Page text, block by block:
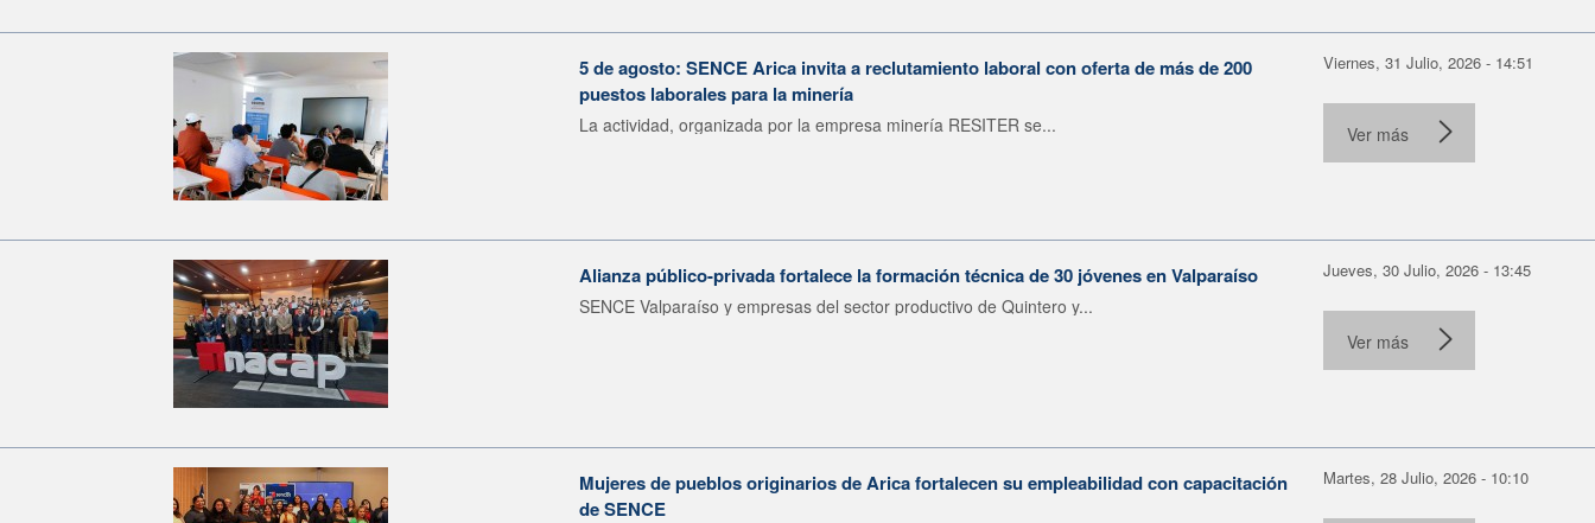
5 de agosto: SENCE Arica invita a reclutamiento laboral con oferta de más de 200
puestos laborales para la minería
La actividad, organizada por la empresa minería RESITER se...
Viernes, 31 Julio, 2026 - 14:51
Ver más
Alianza público-privada fortalece la formación técnica de 30 jóvenes en Valparaíso
SENCE Valparaíso y empresas del sector productivo de Quintero y...
Jueves, 30 Julio, 2026 - 13:45
Ver más
Mujeres de pueblos originarios de Arica fortalecen su empleabilidad con capacitación
de SENCE
Martes, 28 Julio, 2026 - 10:10